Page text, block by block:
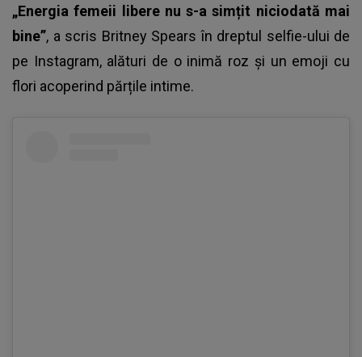
„Energia femeii libere nu s-a simțit niciodată mai
bine”, a scris Britney Spears în dreptul selfie-ului de
pe Instagram, alături de o inimă roz și un emoji cu
flori acoperind părțile intime.